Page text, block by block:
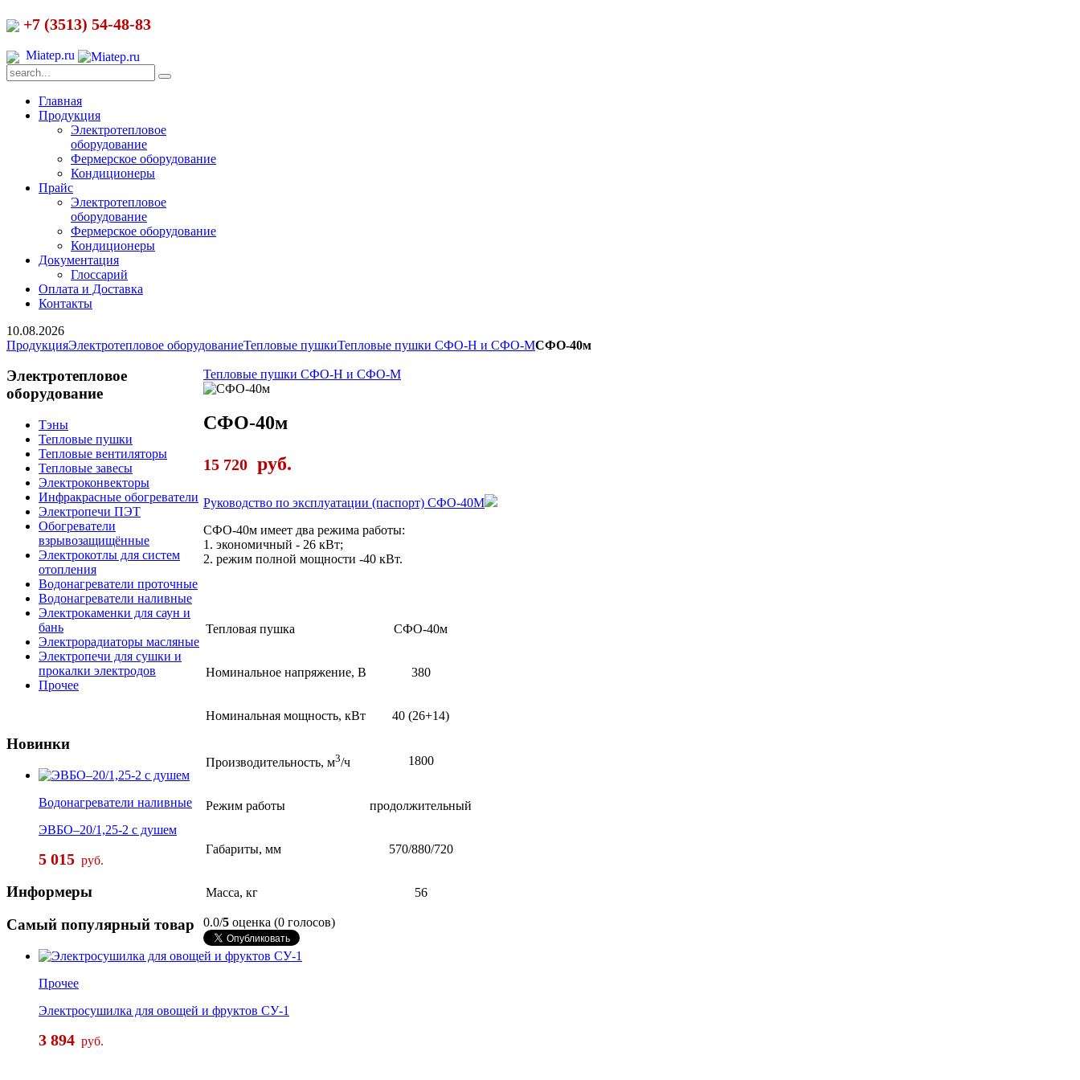
+7 (3513) 54-48-83
Miatep.ru
Главная
Продукция
Электротепловое
оборудование
Фермерское оборудование
Кондиционеры
Прайс
Электротепловое
оборудование
Фермерское оборудование
Кондиционеры
Документация
Глоссарий
Оплата и Доставка
Контакты
10.08.2026
ПродукцияЭлектротепловое оборудованиеТепловые пушкиТепловые пушки СФО-Н и СФО-МСФО-40м
Тепловые пушки СФО-Н и СФО-М
СФО-40м
15 720 руб.
Руководство по эксплуатации (паспорт) СФО-40M
СФО-40м имеет два режима работы:
1. экономичный - 26 кВт;
2. режим полной мощности -40 кВт.
Тепловая пушка СФО-40м
Номинальное напряжение, В 380
Номинальная мощность, кВт 40 (26+14)
Производительность, м3/ч 1800
Режим работы продолжительный
Габариты, мм 570/880/720
Масса, кг 56
0.0/5 оценка (0 голосов)
Электротепловое
оборудование
Тэны
Тепловые пушки
Тепловые вентиляторы
Тепловые завесы
Электроконвекторы
Инфракрасные обогреватели
Электропечи ПЭТ
Обогреватели
взрывозащищённые
Электрокотлы для систем
отопления
Водонагреватели проточные
Водонагреватели наливные
Электрокаменки для саун и
бань
Электрорадиаторы масляные
Электропечи для сушки и
прокалки электродов
Прочее
Новинки
Водонагреватели наливные
ЭВБО–20/1,25-2 с душем
5 015 руб.
Информеры
Самый популярный товар
Прочее
Электросушилка для овощей и фруктов СУ-1
3 894 руб.